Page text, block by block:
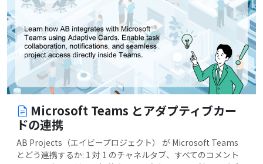
Microsoft Teams とアダプティブカー
ドの連携
AB Projects（エイビープロジェクト） が Microsoft Teams
とどう連携するか: 1 対 1 のチャネルタブ、すべてのコメント